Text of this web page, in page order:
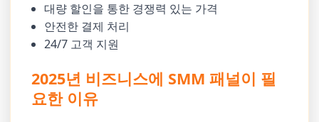
대량 할인을 통한 경쟁력 있는 가격
안전한 결제 처리
24/7 고객 지원
2025년 비즈니스에 SMM 패널이 필
요한 이유